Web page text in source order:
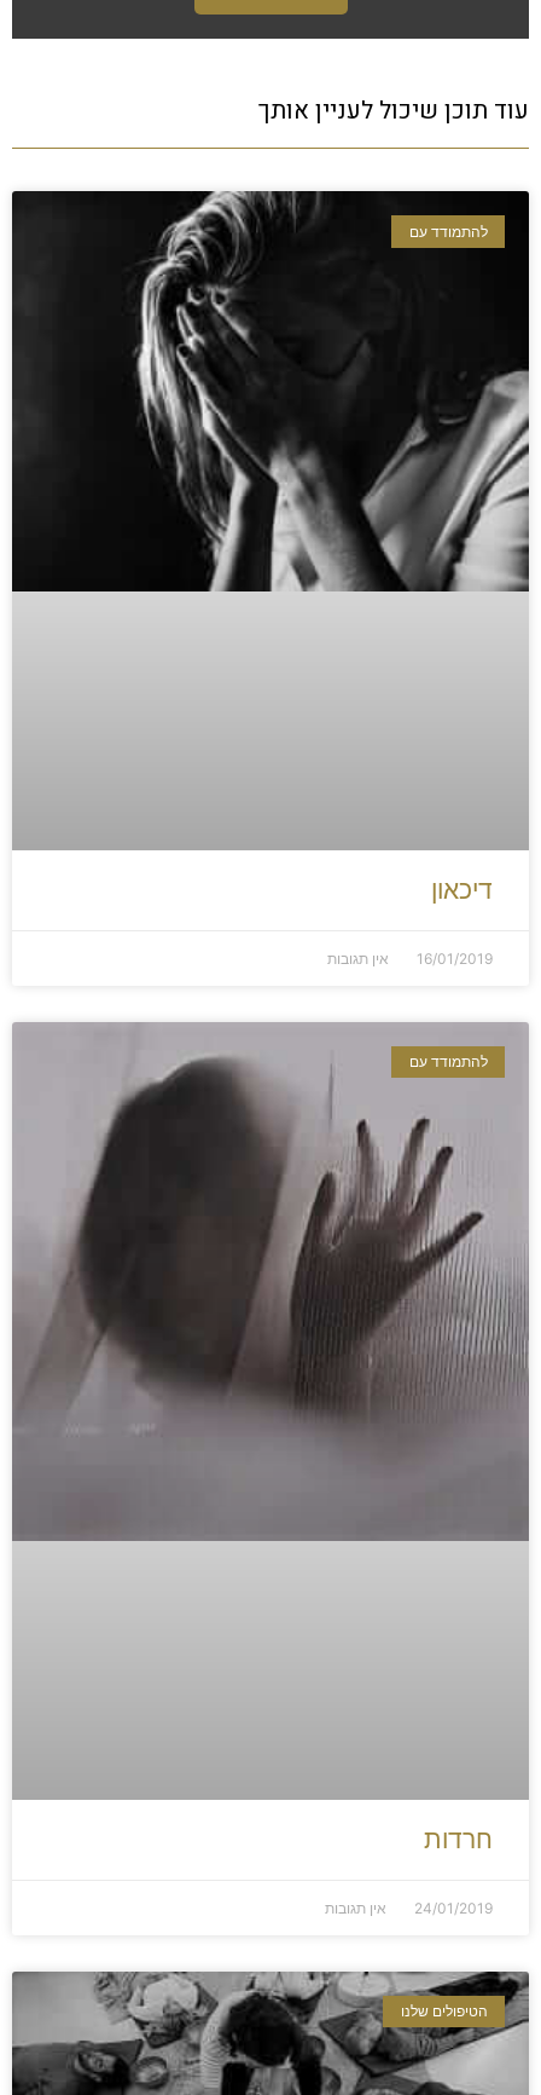
עוד תוכן שיכול לעניין אותך
להתמודד עם
דיכאון
16/01/2019 אין תגובות
להתמודד עם
חרדות
24/01/2019 אין תגובות
הטיפולים שלנו